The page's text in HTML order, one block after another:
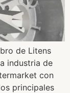
de Litens
industria de
con
principales